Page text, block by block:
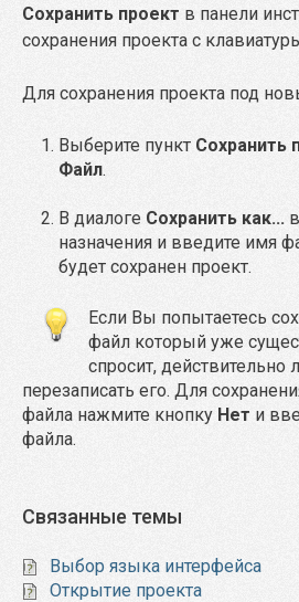
Сохранить проект в панели
сохранения проекта с
Для сохранения проекта под
Выберите пункт Сохранить
Файл.
В диалоге Сохранить как...
назначения и введите имя
будет сохранен проект.
Если Вы попытаетесь
файл который уже
спросит, действительно
перезаписать его. Для
файла нажмите кнопку Нет и
файла.
Связанные темы
Выбор языка интерфейса
Открытие проекта